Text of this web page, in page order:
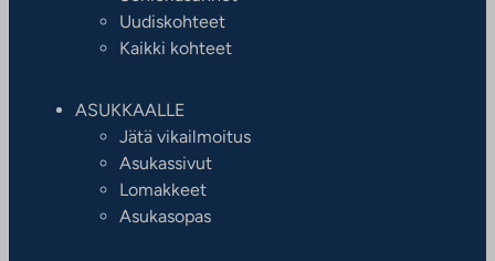
Uudiskohteet
Kaikki kohteet
ASUKKAALLE
Jätä vikailmoitus
Asukassivut
Lomakkeet
Asukasopas